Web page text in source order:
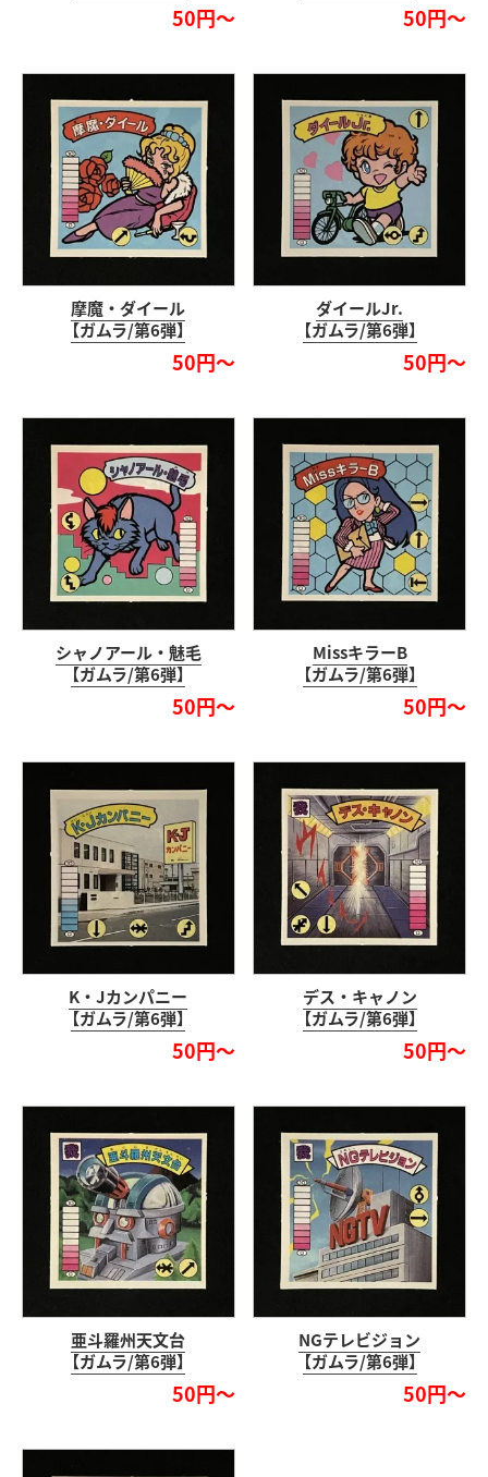
50円～ 50円～
摩魔・ダイール
【ガムラ/第6弾】
50円～
ダイールJr.
【ガムラ/第6弾】
50円～
シャノアール・魅毛
【ガムラ/第6弾】
50円～
MissキラーB
【ガムラ/第6弾】
50円～
K・Jカンパニー
【ガムラ/第6弾】
50円～
デス・キャノン
【ガムラ/第6弾】
50円～
亜斗羅州天文台
【ガムラ/第6弾】
50円～
NGテレビジョン
【ガムラ/第6弾】
50円～